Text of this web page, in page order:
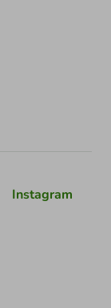
Instagram